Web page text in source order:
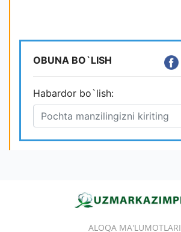
OBUNA BO`LISH
Habardor bo`lish:
ALOQA MA'LUMOTLARI